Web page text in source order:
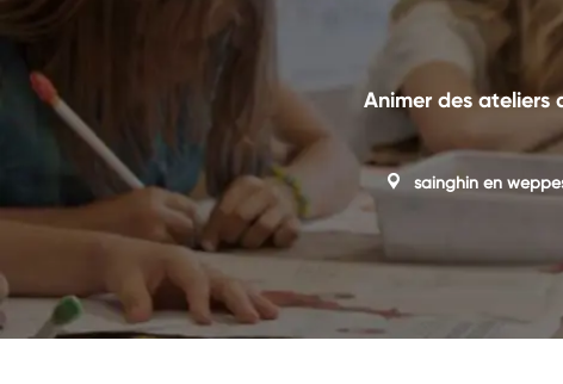
Animer des ateliers
sainghin en